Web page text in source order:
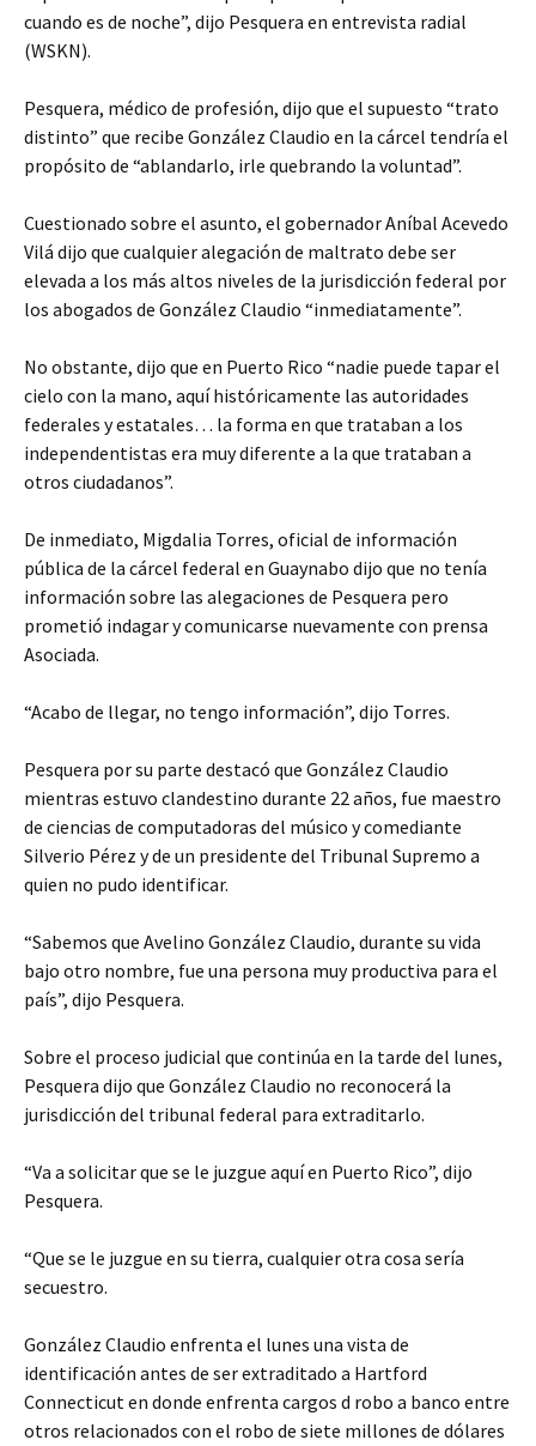
cuando es de noche”, dijo Pesquera en entrevista radial
(WSKN).
Pesquera, médico de profesión, dijo que el supuesto “trato
distinto” que recibe González Claudio en la cárcel tendría el
propósito de “ablandarlo, irle quebrando la voluntad”.
Cuestionado sobre el asunto, el gobernador Aníbal Acevedo
Vilá dijo que cualquier alegación de maltrato debe ser
elevada a los más altos niveles de la jurisdicción federal por
los abogados de González Claudio “inmediatamente”.
No obstante, dijo que en Puerto Rico “nadie puede tapar el
cielo con la mano, aquí históricamente las autoridades
federales y estatales… la forma en que trataban a los
independentistas era muy diferente a la que trataban a
otros ciudadanos”.
De inmediato, Migdalia Torres, oficial de información
pública de la cárcel federal en Guaynabo dijo que no tenía
información sobre las alegaciones de Pesquera pero
prometió indagar y comunicarse nuevamente con prensa
Asociada.
“Acabo de llegar, no tengo información”, dijo Torres.
Pesquera por su parte destacó que González Claudio
mientras estuvo clandestino durante 22 años, fue maestro
de ciencias de computadoras del músico y comediante
Silverio Pérez y de un presidente del Tribunal Supremo a
quien no pudo identificar.
“Sabemos que Avelino González Claudio, durante su vida
bajo otro nombre, fue una persona muy productiva para el
país”, dijo Pesquera.
Sobre el proceso judicial que continúa en la tarde del lunes,
Pesquera dijo que González Claudio no reconocerá la
jurisdicción del tribunal federal para extraditarlo.
“Va a solicitar que se le juzgue aquí en Puerto Rico”, dijo
Pesquera.
“Que se le juzgue en su tierra, cualquier otra cosa sería
secuestro.
González Claudio enfrenta el lunes una vista de
identificación antes de ser extraditado a Hartford
Connecticut en donde enfrenta cargos d robo a banco entre
otros relacionados con el robo de siete millones de dólares